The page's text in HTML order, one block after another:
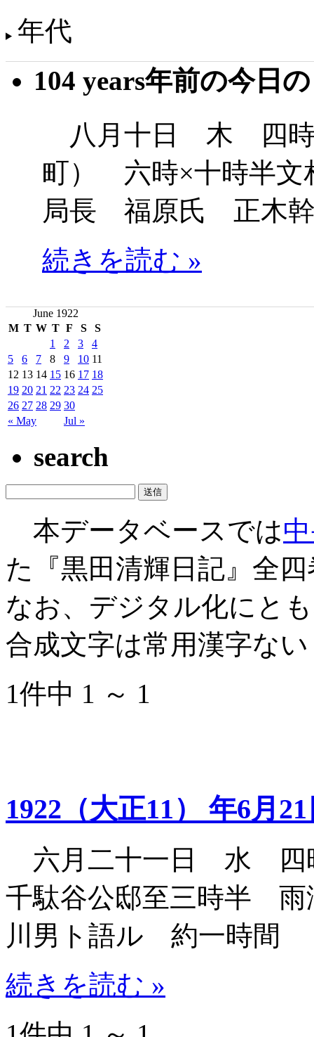
年代
104 years年前の今日
八月十日 木 四時
町） 六時×十時半文
局長 福原氏 正木
続きを読む »
June 1922
M T W T F S S
« May Jul »
1 2 3
4
5
6 7 8 9 10 11
12 13 14 15 16 17 18
19 20 21 22 23 24 25
26 27 28 29 30
search
本データベースでは
た『黒田清輝日記』全
なお、デジタル化にと
合成文字は常用漢字な
1件中 1 ～ 1
1922（大正11） 年6月
六月二十一日 水 四
千駄谷公邸至三時半
川男ト語ル 約一時間
続きを読む »